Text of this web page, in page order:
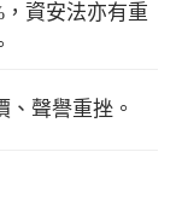
，資安法亦有重
聲譽重挫。